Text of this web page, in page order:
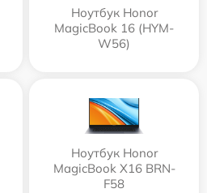
Ноутбук Honor
MagicBook 16 (HYM-
W56)
Ноутбук Honor
MagicBook X16 BRN-
F58